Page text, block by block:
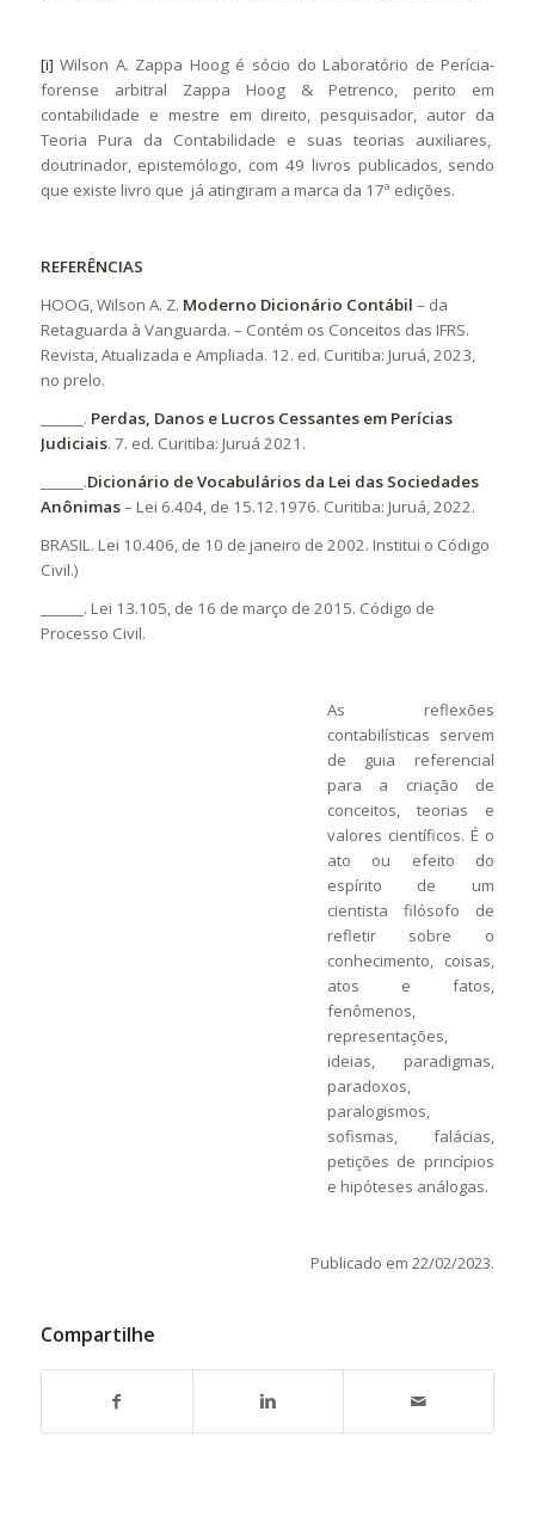
[i] Wilson A. Zappa Hoog é sócio do Laboratório de Perícia-
forense arbitral Zappa Hoog & Petrenco, perito em
contabilidade e mestre em direito, pesquisador, autor da
Teoria Pura da Contabilidade e suas teorias auxiliares,
doutrinador, epistemólogo, com 49 livros publicados, sendo
que existe livro que já atingiram a marca da 17ª edições.
REFERÊNCIAS
HOOG, Wilson A. Z. Moderno Dicionário Contábil – da
Retaguarda à Vanguarda. – Contém os Conceitos das IFRS.
Revista, Atualizada e Ampliada. 12. ed. Curitiba: Juruá, 2023,
no prelo.
______. Perdas, Danos e Lucros Cessantes em Perícias
Judiciais. 7. ed. Curitiba: Juruá 2021.
______.Dicionário de Vocabulários da Lei das Sociedades
Anônimas– Lei 6.404, de 15.12.1976. Curitiba: Juruá, 2022.
BRASIL. Lei 10.406, de 10 de janeiro de 2002. Institui o Código
Civil.)
______. Lei 13.105, de 16 de março de 2015. Código de
Processo Civil.
As reflexões
contabilísticas servem
de guia referencial
para a criação de
conceitos, teorias e
valores científicos. É o
ato ou efeito do
espírito de um
cientista filósofo de
refletir sobre o
conhecimento, coisas,
atos e fatos,
fenômenos,
representações,
ideias, paradigmas,
paradoxos,
paralogismos,
sofismas, falácias,
petições de princípios
e hipóteses análogas.
Publicado em 22/02/2023.
Compartilhe